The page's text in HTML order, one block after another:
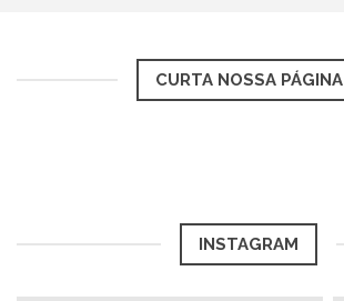
CURTA NOSSA PÁGINA
INSTAGRAM